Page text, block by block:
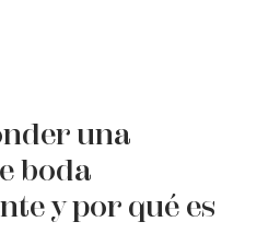
una
boda
y por qué es